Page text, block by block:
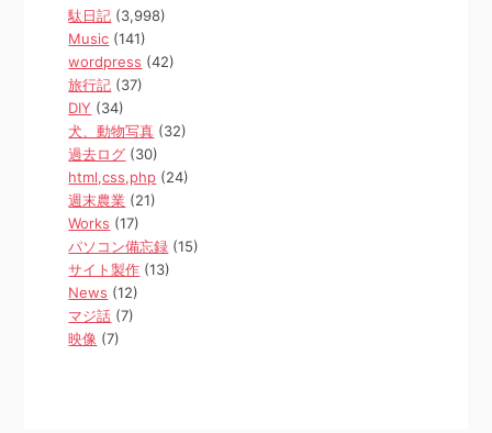
駄日記 (3,998)
Music (141)
wordpress (42)
旅行記 (37)
DIY (34)
犬、動物写真 (32)
過去ログ (30)
html,css,php (24)
週末農業 (21)
Works (17)
パソコン備忘録 (15)
サイト製作 (13)
News (12)
マジ話 (7)
映像 (7)